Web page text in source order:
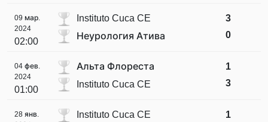
09 мар.
2024
02:00
Instituto Cuca CE
Неурология Атива
3
0
04 фев.
2024
01:00
Альта Флореста
Instituto Cuca CE
1
3
28 янв.
Instituto Cuca CE
1